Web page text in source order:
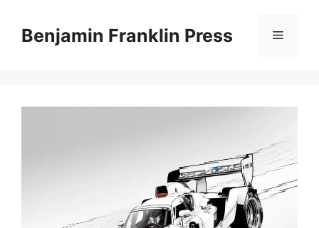
contentBenjamin Franklin Press Menu